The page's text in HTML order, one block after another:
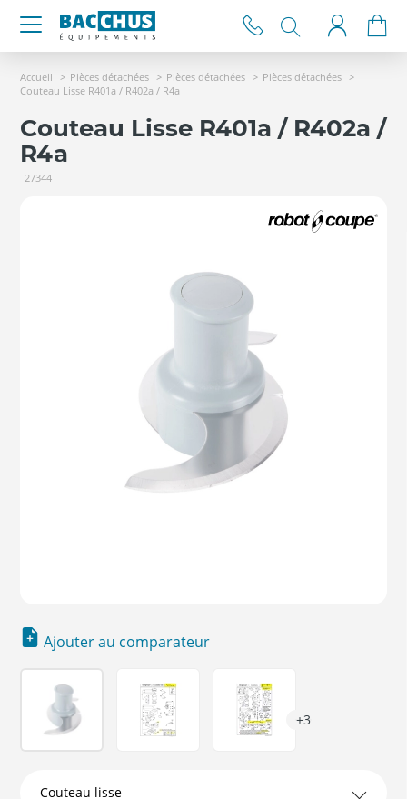
Accueil Pièces détachées Pièces détachées
Pièces détachées
Couteau Lisse R401a / R402a / R4a
Couteau Lisse R401a / R402a /
R4a
27344
Ajouter au comparateur
+3